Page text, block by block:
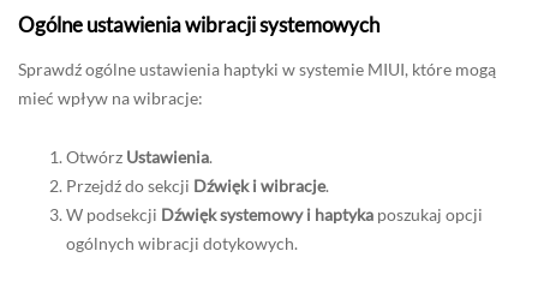
Ogólne ustawienia wibracji systemowych
Sprawdź ogólne ustawienia haptyki w systemie MIUI, które mogą
mieć wpływ na wibracje:
Otwórz Ustawienia.
Przejdź do sekcji Dźwięk i wibracje.
W podsekcji Dźwięk systemowy i haptyka poszukaj opcji
ogólnych wibracji dotykowych.